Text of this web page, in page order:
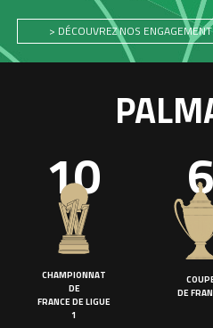
> DÉCOUVREZ NOS
10
CHAMPIONNAT
DE
FRANCE DE LIGUE
1
6
DE